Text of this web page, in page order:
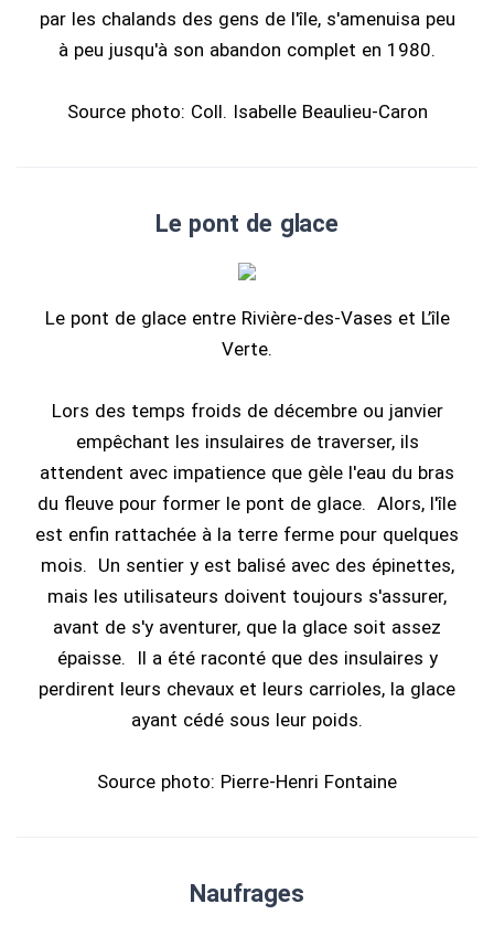
par les chalands des gens de l'île, s'amenuisa peu
à peu jusqu'à son abandon complet en 1980.
Source photo: Coll. Isabelle Beaulieu-Caron
Le pont de glace
Le pont de glace entre Rivière-des-Vases et L’île
Verte.
Lors des temps froids de décembre ou janvier
empêchant les insulaires de traverser, ils
attendent avec impatience que gèle l'eau du bras
du fleuve pour former le pont de glace. Alors, l'île
est enfin rattachée à la terre ferme pour quelques
mois. Un sentier y est balisé avec des épinettes,
mais les utilisateurs doivent toujours s'assurer,
avant de s'y aventurer, que la glace soit assez
épaisse. Il a été raconté que des insulaires y
perdirent leurs chevaux et leurs carrioles, la glace
ayant cédé sous leur poids.
Source photo: Pierre-Henri Fontaine
Naufrages